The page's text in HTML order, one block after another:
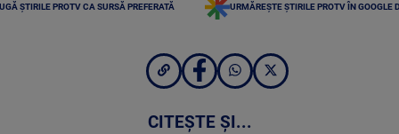
ȘTIRILE PROTV CA SURSĂ PREFERATĂ URMĂREȘTE ȘTIRILE PROTV ÎN GOOGLE
CITEȘTE ȘI...